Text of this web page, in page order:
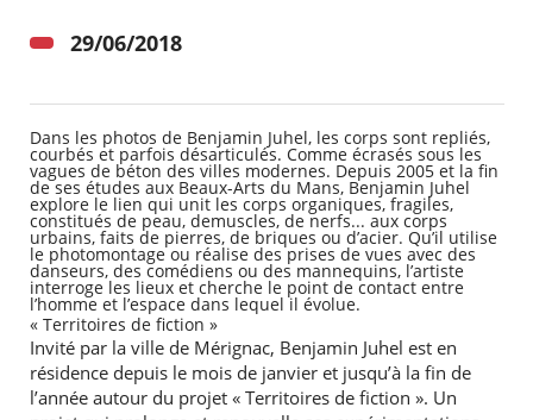
RECHERCHER ...
29/06/2018
Dans les photos de Benjamin Juhel, les corps sont repliés,
courbés et parfois désarticulés. Comme écrasés sous les
vagues de béton des villes modernes. Depuis 2005 et la fin
de ses études aux Beaux-Arts du Mans, Benjamin Juhel
explore le lien qui unit les corps organiques, fragiles,
constitués de peau, demuscles, de nerfs... aux corps
urbains, faits de pierres, de briques ou d’acier. Qu’il utilise
le photomontage ou réalise des prises de vues avec des
danseurs, des comédiens ou des mannequins, l’artiste
interroge les lieux et cherche le point de contact entre
l’homme et l’espace dans lequel il évolue.
« Territoires de fiction »
Invité par la ville de Mérignac, Benjamin Juhel est en
résidence depuis le mois de janvier et jusqu’à la fin de
l’année autour du projet « Territoires de fiction ». Un